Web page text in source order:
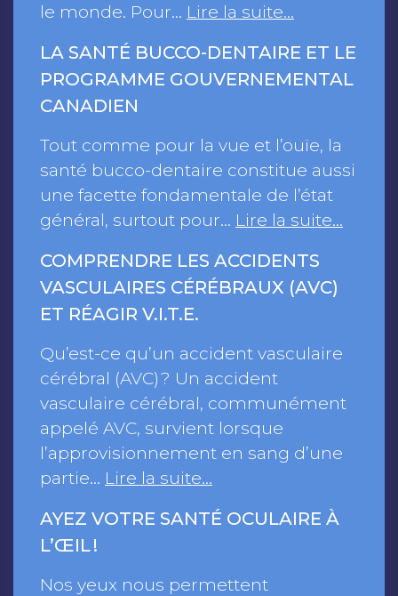
le monde. Pour… Lire la suite…
LA SANTÉ BUCCO-DENTAIRE ET LE
PROGRAMME GOUVERNEMENTAL
CANADIEN
Tout comme pour la vue et l’ouïe, la
santé bucco-dentaire constitue aussi
une facette fondamentale de l’état
général, surtout pour… Lire la suite…
COMPRENDRE LES ACCIDENTS
VASCULAIRES CÉRÉBRAUX (AVC)
ET RÉAGIR V.I.T.E.
Qu’est-ce qu’un accident vasculaire
cérébral (AVC) ? Un accident
vasculaire cérébral, communément
appelé AVC, survient lorsque
l’approvisionnement en sang d’une
partie… Lire la suite…
AYEZ VOTRE SANTÉ OCULAIRE À
L’ŒIL !
Nos yeux nous permettent